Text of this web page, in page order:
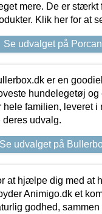
mere. De er
Klik her for at
Se udvalget på
er en
hundelegetøj
hele familien, leveret i
deres udvalg.
Se udvalget på
at hjælpe dig med at
Animigo.dk et
godhed,